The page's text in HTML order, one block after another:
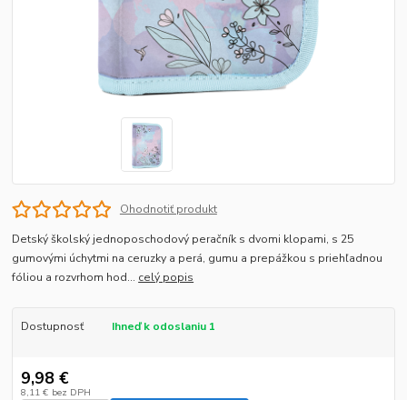
Ohodnotiť produkt
Detský školský jednoposchodový peračník s dvomi klopami, s 25
gumovými úchytmi na ceruzky a perá, gumu a prepážkou s priehľadnou
fóliou a rozvrhom hod... celý popis
Dostupnosť Ihneď k odoslaniu 1
9,98 €
8,11 € bez DPH